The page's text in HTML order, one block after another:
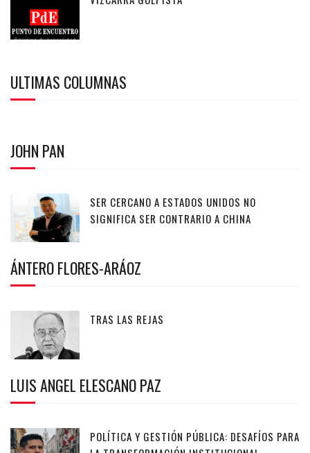
ULTIMAS COLUMNAS
JOHN PAN
SER CERCANO A ESTADOS UNIDOS NO
SIGNIFICA SER CONTRARIO A CHINA
ÁNTERO FLORES-ARÁOZ
TRAS LAS REJAS
LUIS ANGEL ELESCANO PAZ
POLÍTICA Y GESTIÓN PÚBLICA: DESAFÍOS PARA